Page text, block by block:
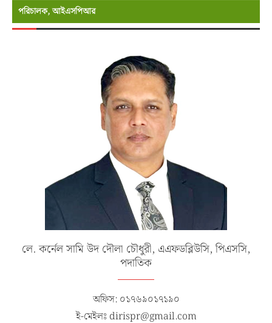
পরিচালক, আইএসপিআর
লে. কর্নেল সামি উদ দৌলা চৌধুরী, এএফডব্লিউসি, পিএসসি,
পদাতিক
অফিস: ০১৭৬৯০১৭১৯০
ই-মেইলঃ dirispr@gmail.com